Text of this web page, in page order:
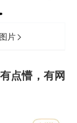
片
点懵，有网